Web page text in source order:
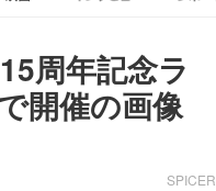
周年記念ラ
開催の画像
SPICER